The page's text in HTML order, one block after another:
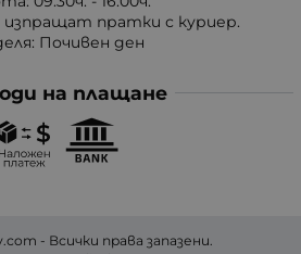
изпращат пратки с куриер.
Почивен ден
на плащане
- Всички права запазени.